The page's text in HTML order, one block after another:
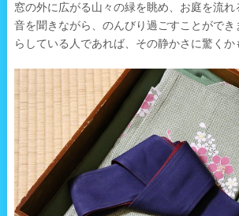
窓の外に広がる山々の緑を眺め、お庭を流
音を聞きながら、のんびり過ごすことができ
らしている人であれば、その静かさに驚くか